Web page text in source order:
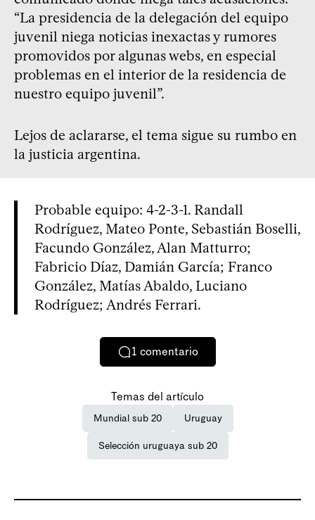
“La presidencia de la delegación del equipo
juvenil niega noticias inexactas y rumores
promovidos por algunas webs, en especial
problemas en el interior de la residencia de
nuestro equipo juvenil”.
Lejos de aclararse, el tema sigue su rumbo en
la justicia argentina.
Probable equipo: 4-2-3-1. Randall
Rodríguez, Mateo Ponte, Sebastián Boselli,
Facundo González, Alan Matturro;
Fabricio Díaz, Damián García; Franco
González, Matías Abaldo, Luciano
Rodríguez; Andrés Ferrari.
1 comentario
Temas del artículo
Mundial sub 20 Uruguay
Selección uruguaya sub 20